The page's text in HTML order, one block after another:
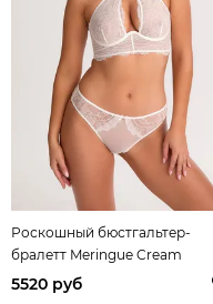
Роскошный бюстгальтер-
бралетт Meringue Cream
5520 руб